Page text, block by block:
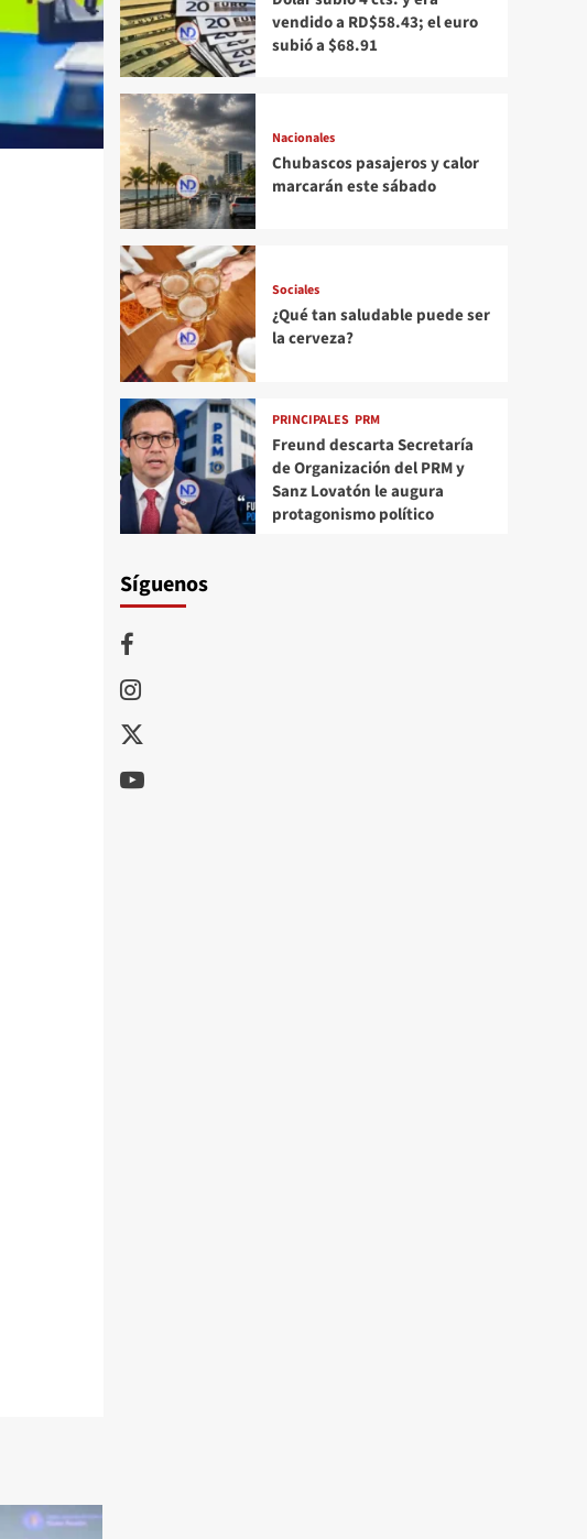
vendido a RD$58.43; el euro
subió a $68.91
Nacionales
Chubascos pasajeros y calor
marcarán este sábado
Sociales
¿Qué tan saludable puede ser
la cerveza?
PRINCIPALES PRM
Freund descarta Secretaría
de Organización del PRM y
Sanz Lovatón le augura
protagonismo político
Síguenos